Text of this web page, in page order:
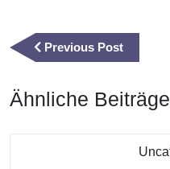
Previous PostPrevious
Post
Ähnliche Beiträge